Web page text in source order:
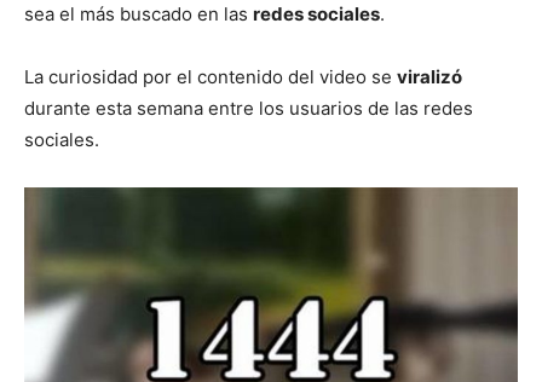
sea el más buscado en las redes sociales.
La curiosidad por el contenido del video se viralizó
durante esta semana entre los usuarios de las redes
sociales.